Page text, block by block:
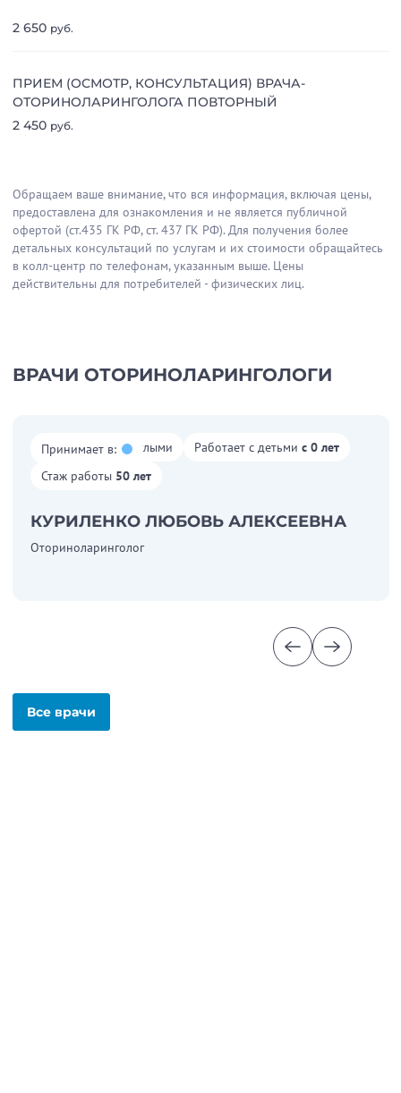
2 650 руб.
ПРИЕМ (ОСМОТР, КОНСУЛЬТАЦИЯ) ВРАЧА-
ОТОРИНОЛАРИНГОЛОГА ПОВТОРНЫЙ
2 450 руб.
Обращаем ваше внимание, что вся информация, включая цены,
предоставлена для ознакомления и не является публичной
офертой (ст.435 ГК РФ, cт. 437 ГК РФ). Для получения более
детальных консультаций по услугам и их стоимости обращайтесь
в колл-центр по телефонам, указанным выше. Цены
действительны для потребителей - физических лиц.
ВРАЧИ ОТОРИНОЛАРИНГОЛОГИ
Принимает в:
Работает со взрослыми Работает с детьми с 0 лет
Стаж работы 50 лет
КУРИЛЕНКО ЛЮБОВЬ АЛЕКСЕЕВНА
Оториноларинголог
Все врачи